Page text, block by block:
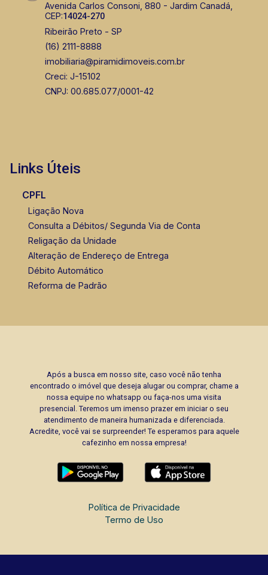
Avenida Carlos Consoni, 880 - Jardim Canadá,
CEP:14024-270
Ribeirão Preto - SP
(16) 2111-8888
imobiliaria@piramidimoveis.com.br
Creci: J-15102
CNPJ: 00.685.077/0001-42
Links Úteis
CPFL
Ligação Nova
Consulta a Débitos/ Segunda Via de Conta
Religação da Unidade
Alteração de Endereço de Entrega
Débito Automático
Reforma de Padrão
Após a busca em nosso site, caso você não tenha
encontrado o imóvel que deseja alugar ou comprar, chame a
nossa equipe no whatsapp ou faça-nos uma visita
presencial. Teremos um imenso prazer em iniciar o seu
atendimento de maneira humanizada e diferenciada.
Acredite, você vai se surpreender! Te esperamos para aquele
cafezinho em nossa empresa!
Política de Privacidade
Termo de Uso